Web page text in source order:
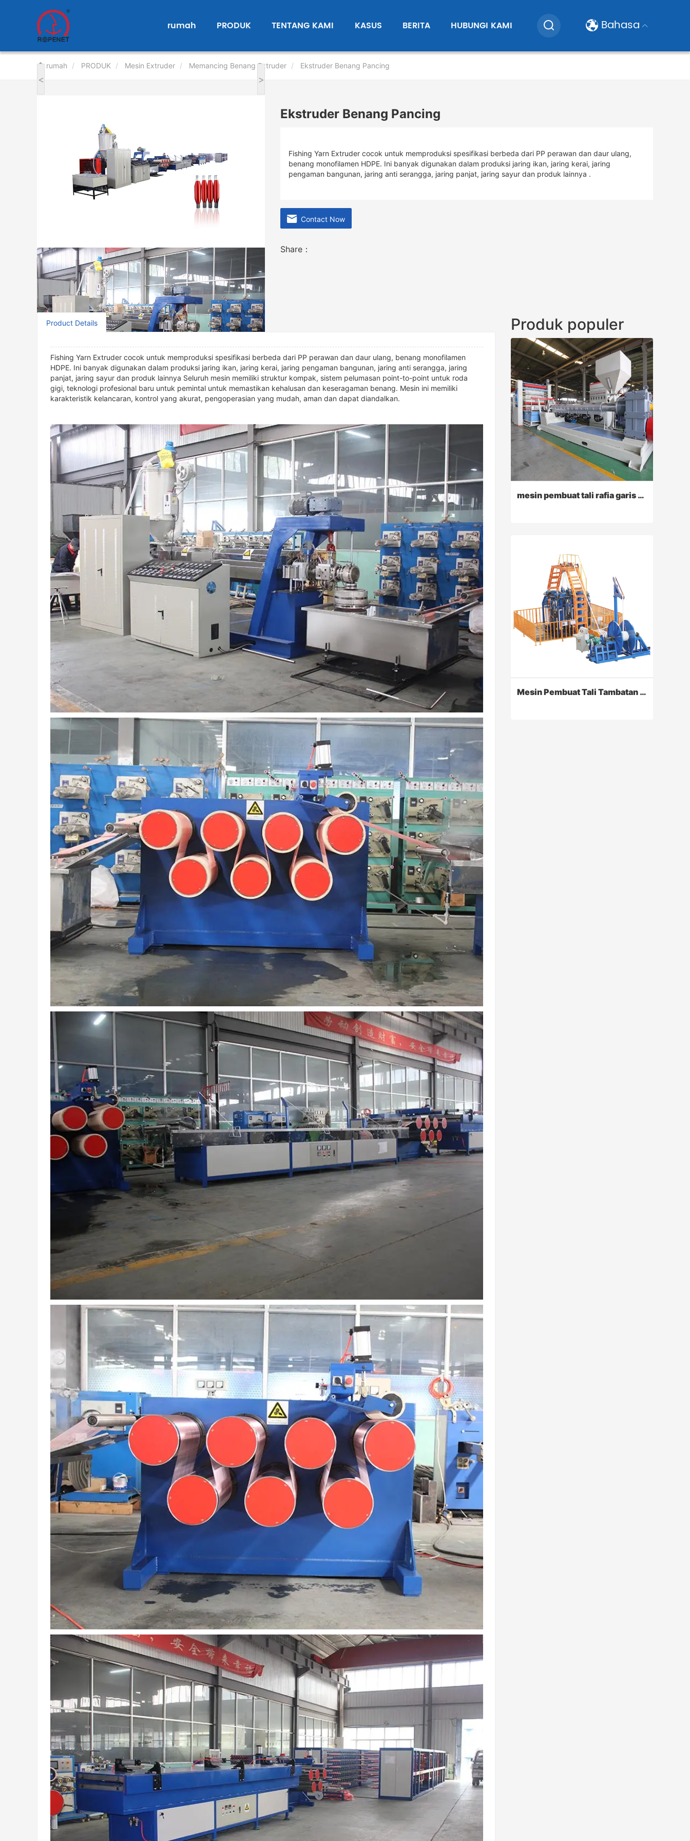
rumah PRODUK TENTANG KAMI KASUS BERITA HUBUNGI KAMI Bahasa
User
account
menu
rumah PRODUK Mesin Extruder Memancing Benang Extruder Ekstruder Benang Pancing
< >
Ekstruder Benang Pancing
Fishing Yarn Extruder cocok untuk memproduksi spesifikasi berbeda dari PP perawan dan daur ulang,
benang monofilamen HDPE. Ini banyak digunakan dalam produksi jaring ikan, jaring kerai, jaring
pengaman bangunan, jaring anti serangga, jaring panjat, jaring sayur dan produk lainnya .
Contact Now
Share：
Product Details
Fishing Yarn Extruder cocok untuk memproduksi spesifikasi berbeda dari PP perawan dan daur ulang, benang monofilamen
HDPE. Ini banyak digunakan dalam produksi jaring ikan, jaring kerai, jaring pengaman bangunan, jaring anti serangga, jaring
panjat, jaring sayur dan produk lainnya Seluruh mesin memiliki struktur kompak, sistem pelumasan point-to-point untuk roda
gigi, teknologi profesional baru untuk pemintal untuk memastikan kehalusan dan keseragaman benang. Mesin ini memiliki
karakteristik kelancaran, kontrol yang akurat, pengoperasian yang mudah, aman dan dapat diandalkan.
Produk populer
mesin pembuat tali rafia garis ekstruder polipropilen
Mesin Pembuat Tali Tambatan PP Hawser 8 Helai